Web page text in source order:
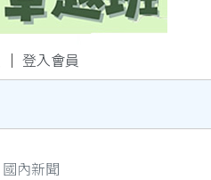
｜ 登入會員
國內新聞